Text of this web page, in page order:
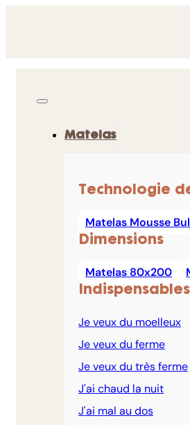
Matelas
Technologie
Matelas Mousse
Dimensions
Matelas 80x200
Indispensables
Je veux du moelleux
Je veux du ferme
Je veux du très ferme
J'ai chaud la nuit
J'ai mal au dos